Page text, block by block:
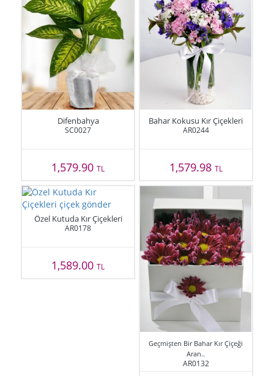
Difenbahya
SC0027
1,579.90TL
Bahar Kokusu Kır Çiçekleri
AR0244
1,579.98 TL
Özel Kutuda Kır Çiçekleri
AR0178
1,589.00TL
Geçmişten Bir Bahar Kır Çiçeği
Aran..
AR0132